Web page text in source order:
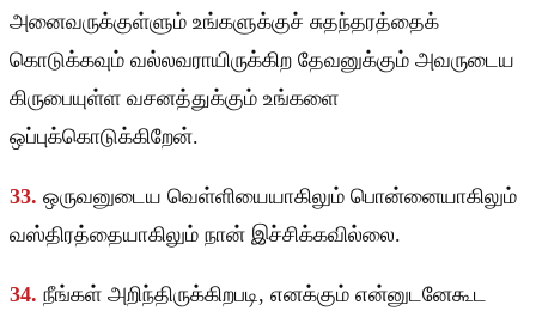
அனைவருக்குள்ளும் உங்களுக்குச் சுதந்தரத்தைக்
கொடுக்கவும் வல்லவராயிருக்கிற தேவனுக்கும் அவருடைய
கிருபையுள்ள வசனத்துக்கும் உங்களை
ஒப்புக்கொடுக்கிறேன்.
33. ஒருவனுடைய வெள்ளியையாகிலும் பொன்னையாகிலும்
வஸ்திரத்தையாகிலும் நான் இச்சிக்கவில்லை.
34. நீங்கள் அறிந்திருக்கிறபடி, எனக்கும் என்னுடனேகூட